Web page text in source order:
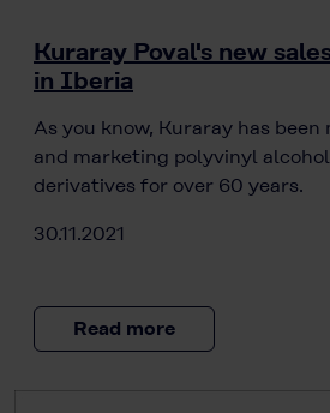
Kuraray Poval's new
in Iberia
As you know, Kuraray has
and marketing polyvinyl
derivatives for over 60 years.
30.11.2021
Read more